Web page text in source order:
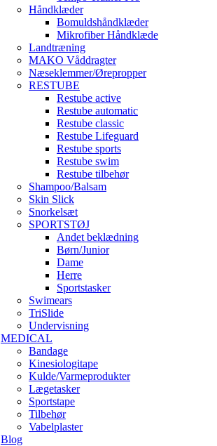
Håndklæder
Bomuldshåndklæder
Mikrofiber Håndklæde
Landtræning
MAKO Våddragter
Næseklemmer/Ørepropper
RESTUBE
Restube active
Restube automatic
Restube classic
Restube Lifeguard
Restube sports
Restube swim
Restube tilbehør
Shampoo/Balsam
Skin Slick
Snorkelsæt
SPORTSTØJ
Andet beklædning
Børn/Junior
Dame
Herre
Sportstasker
Swimears
TriSlide
Undervisning
MEDICAL
Bandage
Kinesiologitape
Kulde/Varmeprodukter
Lægetasker
Sportstape
Tilbehør
Vabelplaster
Blog